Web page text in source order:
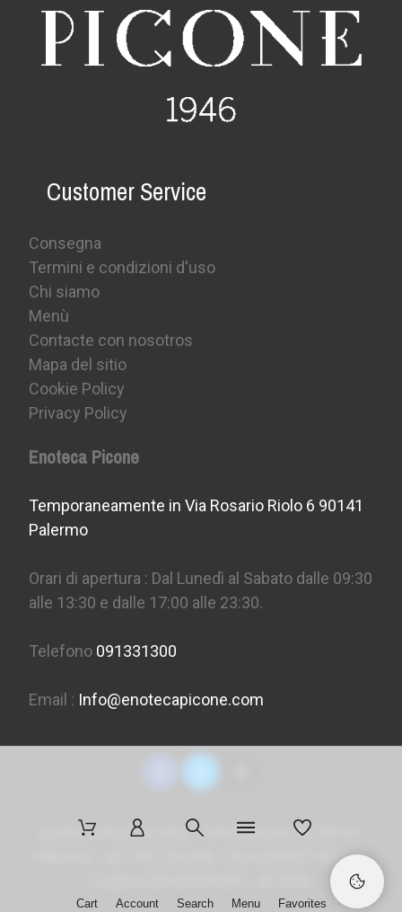
Customer Service
Consegna
Termini e condizioni d'uso
Chi siamo
Menù
Contacte con nosotros
Mapa del sitio
Cookie Policy
Privacy Policy
Enoteca Picone
Temporaneamente in Via Rosario Riolo 6 90141
Palermo
Orari di apertura : Dal Lunedì al Sabato dalle 09:30
alle 13:30 e dalle 17:00 alle 23:30.
Telefono 091331300
Email : Info@enotecapicone.com
Enoteca Picone S.R.L. - Via Marconi 36, 90141
Palermo - tel. 091 331300 - P.Iva 05957150823 -
Cart Account Search Menu Favorites